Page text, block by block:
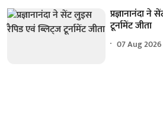
प्रज्ञानानंदा
टूर्नामेंट जीता
07 Aug 2026